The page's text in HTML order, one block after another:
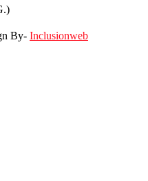
By- Inclusionweb